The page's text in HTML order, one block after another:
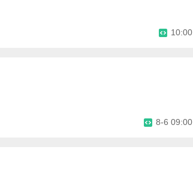
10:00
8-6 09:00